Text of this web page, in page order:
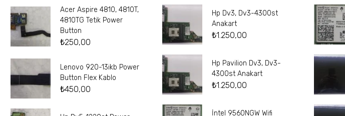
Acer Aspire 4810, 4810T,
4810TG Tetik Power
Button
₺250,00
Lenovo 920-13ikb Power
Button Flex Kablo
₺450,00
Hp Dv3, Dv3-4300st
Anakart
₺1.250,00
Hp Pavilion Dv3, Dv3-
4300st Anakart
₺1.250,00
İntel 9560NGW Wifi